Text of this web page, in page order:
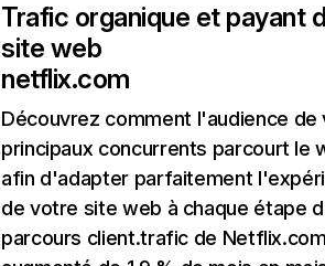
Trafic organique et payant
site web
netflix.com
Découvrez comment l'audience de
principaux concurrents parcourt le
afin d'adapter parfaitement
de votre site web à chaque étape
parcours client.trafic de